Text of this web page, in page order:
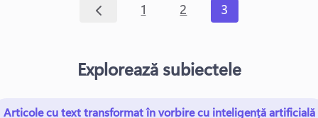
1 2 3
Explorează subiectele
Articole cu text transformat în vorbire cu inteligență artificială